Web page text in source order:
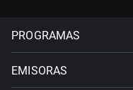
PROGRAMAS
EMISORAS